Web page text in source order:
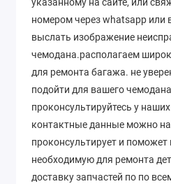
номером через whatsapp или
выслать изображение
чемодана.располагаем
для ремонта багажа. не
подойти для вашего
проконсультируйтесь у
контактные данные можно
проконсультирует и поможет
необходимую для ремонта
доставку запчастей по по